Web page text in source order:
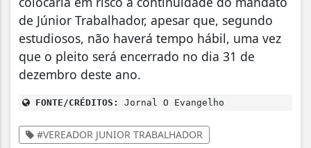
de Júnior Trabalhador, apesar que, segundo
estudiosos, não haverá tempo hábil, uma vez
que o pleito será encerrado no dia 31 de
dezembro deste ano.
FONTE/CRÉDITOS: Jornal O Evangelho
#VEREADOR JUNIOR TRABALHADOR